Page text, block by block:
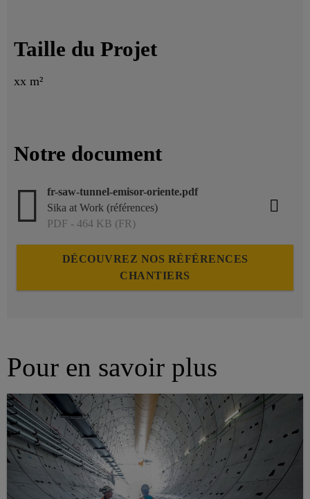
Taille du Projet
xx m²
Notre document
fr-saw-tunnel-emisor-oriente.pdf
Sika at Work (références)
PDF - 464 KB (FR)
DÉCOUVREZ NOS RÉFÉRENCES
CHANTIERS
Pour en savoir plus